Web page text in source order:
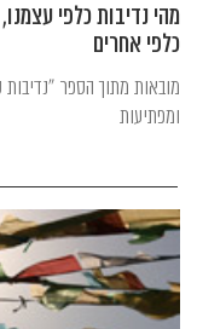
מהי נדיבות כלפי
כלפי אחרים
מובאות מתוך הספר
ומפתיעות